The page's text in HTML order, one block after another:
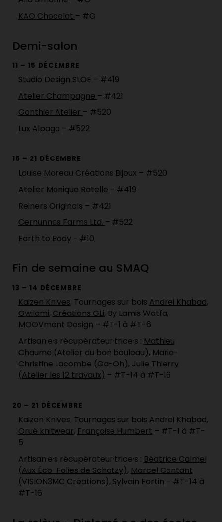
KAO Chocolat – #G
Demi-salon
11 – 15 DÉCEMBRE
Studio Design SLOE – #419
Atelier Champagne – #421
Gonthier Atelier – #520
Lux Alpaga – #522
16 – 21 DÉCEMBRE
Louise Moreau Créations Bijoux – #520
Atelier Monique Ratelle – #419
Reiners Originals – #421
Cernunnos Farms Ltd. – #522
Earth to Body- #10
Fin de semaine au SMAQ
13 – 14 DÉCEMBRE
Kaizen Knives, Tournages sur bois Andrei Khabad,
Gwilami, Créations GLi, By Lamis Watfa,
MOOVment Design – #T-1 à #T-6
Artisan·e·s récupérateur·trice·s : Mathieu
Chaume (Atelier du bon bouleau), Marie-
Christine Lacombe (Ga-Oh), Julie Thierry
(Atelier les 12 travaux) – #T-14 à #T-16
20 – 21 DÉCEMBRE
Kaizen Knives, Tournages sur bois Andrei Khabad,
Orué knitwear, Françoise Humbert – #T-1 à #T-
5
Artisan·e·s récupérateur·trice·s : Béatrice Calmel
(Aux Éco-Folies de Schatzy), Marcel Contant
(VISION3MC Créations), Sylvain Fortin – #T-14 à
#T-16